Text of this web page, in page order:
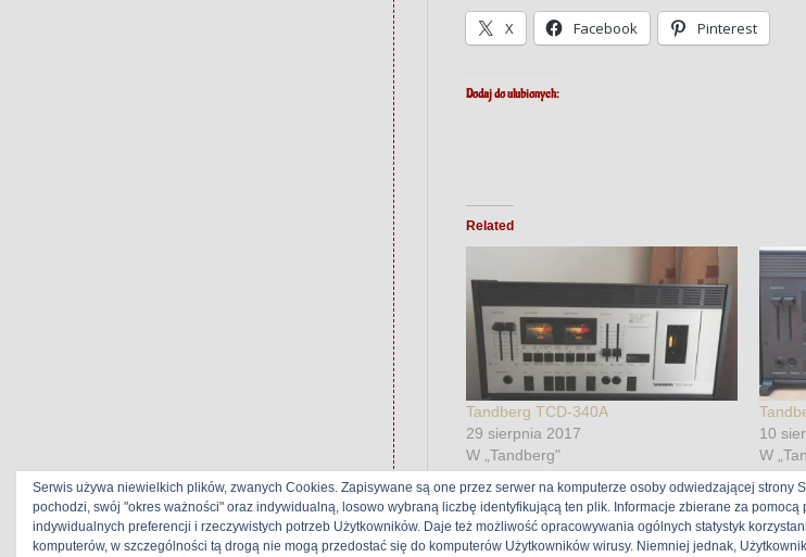
X Facebook Pinterest
Dodaj do ulubionych:
Related
Tandberg TCD-340A
29 sierpnia 2017
W „Tandberg"
10
W
Tandberg
Serwis używa niewielkich plików, zwanych Cookies. Zapisywane są one przez serwer na komputerze osoby odwiedzającej strony
pochodzi, swój "okres ważności" oraz indywidualną, losowo wybraną liczbę identyfikującą ten plik. Informacje zbierane za
indywidualnych preferencji i rzeczywistych potrzeb Użytkowników. Daje też możliwość opracowywania ogólnych statystyk
komputerów, w szczególności tą drogą nie mogą przedostać się do komputerów Użytkowników wirusy. Niemniej jednak,